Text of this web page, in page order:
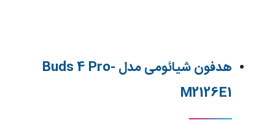
هدفون شیائومی مدل Buds 4 Pro-
M2126E1